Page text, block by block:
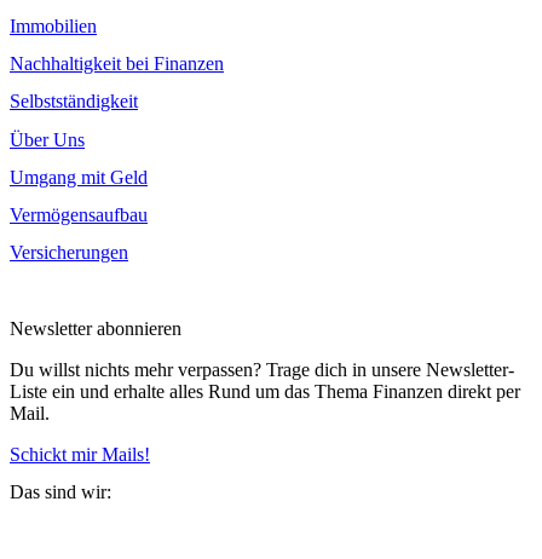
Immobilien
Nachhaltigkeit bei Finanzen
Selbstständigkeit
Über Uns
Umgang mit Geld
Vermögensaufbau
Versicherungen
Newsletter abonnieren
Du willst nichts mehr verpassen? Trage dich in unsere Newsletter-
Liste ein und erhalte alles Rund um das Thema Finanzen direkt per
Mail.
Schickt mir Mails!
Das sind wir: